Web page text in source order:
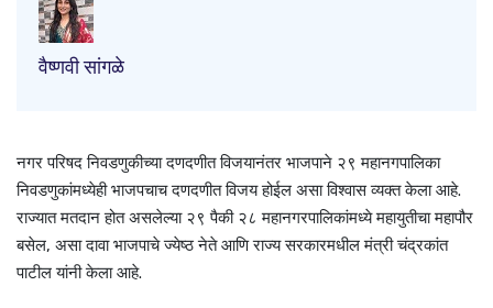
वैष्णवी सांगळे
नगर परिषद निवडणुकीच्या दणदणीत विजयानंतर भाजपाने २९ महानगपालिका
निवडणुकांमध्येही भाजपचाच दणदणीत विजय होईल असा विश्वास व्यक्त केला आहे.
राज्यात मतदान होत असलेल्या २९ पैकी २८ महानगरपालिकांमध्ये महायुतीचा महापौर
बसेल, असा दावा भाजपाचे ज्येष्ठ नेते आणि राज्य सरकारमधील मंत्री चंद्रकांत
पाटील यांनी केला आहे.